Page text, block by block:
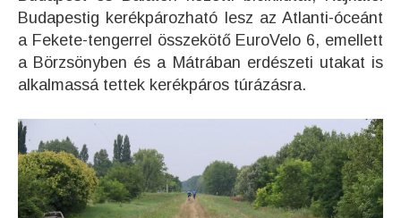
Budapestig kerékpározható lesz az Atlanti-óceánt
a Fekete-tengerrel összekötő EuroVelo 6, emellett
a Börzsönyben és a Mátrában erdészeti utakat is
alkalmassá tettek kerékpáros túrázásra.